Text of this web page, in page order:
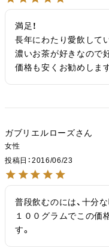
満足！
長年にわたり愛飲して
濃いお茶が好きなので
価格も安くお勧めします
ガブリエルローズ
女性
投稿日
2016/06/23
普段飲むのには、十分な
１００グラムでこの価
す。